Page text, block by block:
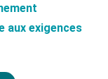
aux exigences